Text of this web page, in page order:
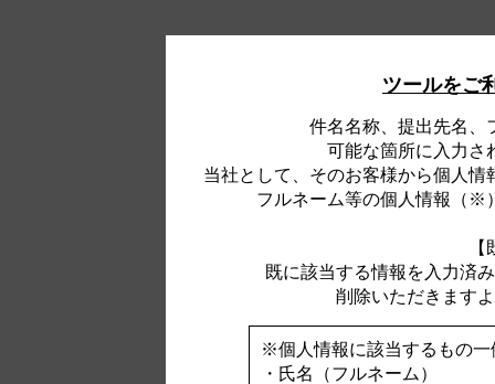
ツールをご
件名名称、提出先名、
可能な箇所に入力さ
当社として、そのお客様から個人
フルネーム等の個人情報（※
既に該当する情報を入力済
削除いただきます
※個人情報に該当するもの一
・氏名（フルネーム）